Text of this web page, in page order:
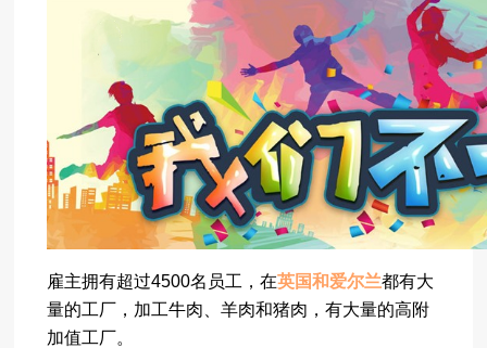
雇主拥有超过4500名员工，在英国和爱尔兰都有大
量的工厂，加工牛肉、羊肉和猪肉，有大量的高附
加值工厂。